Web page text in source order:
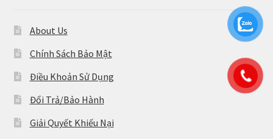
About Us
Chính Sách Bảo Mật
Điều Khoản Sử Dụng
Đổi Trả/Bảo Hành
Giải Quyết Khiếu Nại